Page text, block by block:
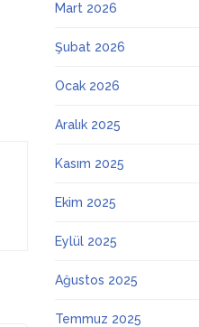
Mart 2026
Şubat 2026
Ocak 2026
Aralık 2025
Kasım 2025
Ekim 2025
Eylül 2025
Ağustos 2025
Temmuz 2025